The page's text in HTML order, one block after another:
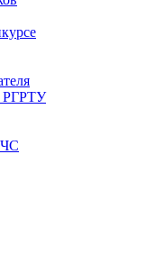
РГРТУ
ЧС